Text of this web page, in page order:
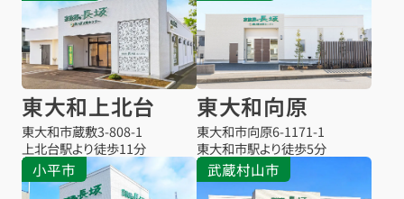
東大和上北台
東大和市蔵敷3-808-1
上北台駅より徒歩11分
東大和向原
東大和市向原6-1171-1
東大和市駅より徒歩5分
小平市 武蔵村山市